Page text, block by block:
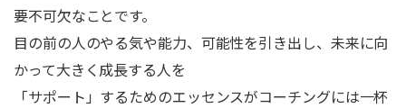
要不可欠なことです。
目の前の人のやる気や能力、可能性を引き出し、未来に向
かって大きく成長する人を
「サポート」するためのエッセンスがコーチングには一杯